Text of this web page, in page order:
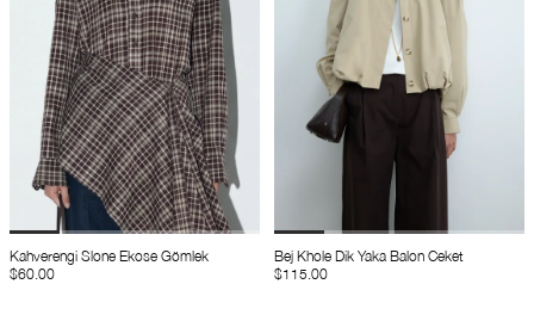
Kahverengi Slone Ekose Gömlek
$60.00
Bej Khole Dik Yaka Balon Ceket
$115.00